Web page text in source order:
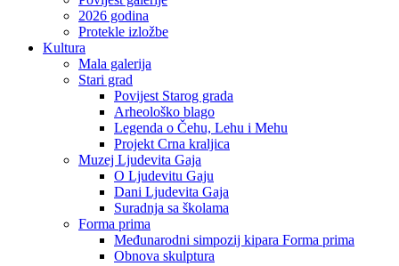
2026 godina
Protekle izložbe
Kultura
Mala galerija
Stari grad
Povijest Starog grada
Arheološko blago
Legenda o Čehu, Lehu i Mehu
Projekt Crna kraljica
Muzej Ljudevita Gaja
O Ljudevitu Gaju
Dani Ljudevita Gaja
Suradnja sa školama
Forma prima
Međunarodni simpozij kipara Forma prima
Obnova skulptura